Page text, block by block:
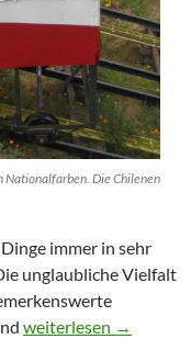
Nationalfarben. Die Chilenen
immer in sehr
unglaubliche Vielfalt
Chile: Persönliche
weiterlesen →